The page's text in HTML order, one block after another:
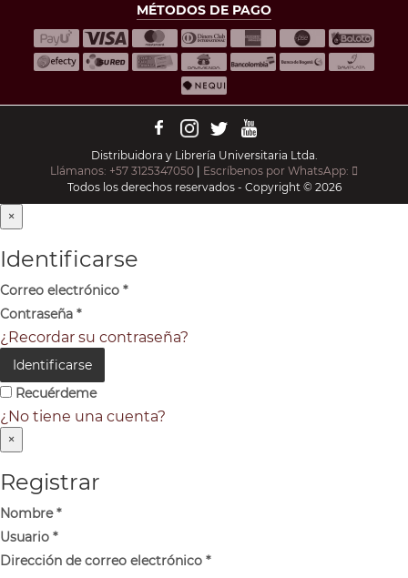
MÉTODOS DE PAGO
Distribuidora y Librería Universitaria Ltda.
Llámanos: +57 3125347050 | Escríbenos por WhatsApp:
Todos los derechos reservados - Copyright © 2026
×
Identificarse
Correo electrónico *
Contraseña *
¿Recordar su contraseña?
Identificarse
Recuérdeme
¿No tiene una cuenta?
×
Registrar
Nombre*
Usuario *
Dirección de correo electrónico *